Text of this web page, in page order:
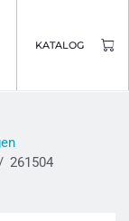
KATALOG
261504